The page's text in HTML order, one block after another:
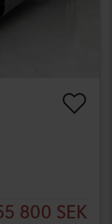
800 SEK